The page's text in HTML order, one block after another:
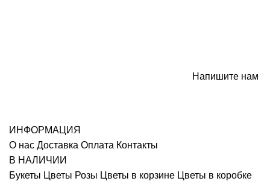
Напишите нам
ИНФОРМАЦИЯ
О нас Доставка Оплата Контакты
В НАЛИЧИИ
Букеты Цветы Розы Цветы в корзине Цветы в коробке